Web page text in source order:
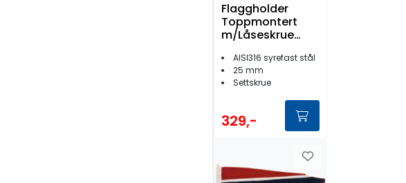
Flaggholder
Toppmontert
m/Låseskrue
AISI316 syrefast stål
25 mm
Settskrue
329,-